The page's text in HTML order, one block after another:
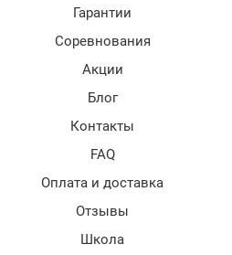
Гарантии
Соревнования
Акции
Блог
Контакты
FAQ
Оплата и доставка
Отзывы
Школа